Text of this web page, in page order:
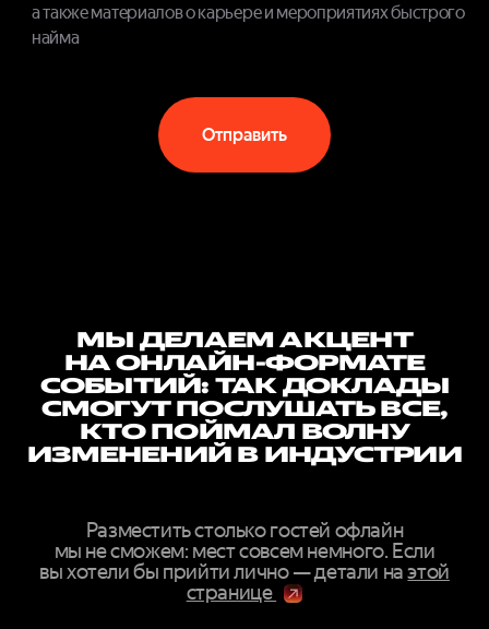
а также материалов о карьере и мероприятиях быстрого
найма
Отправить
МЫ ДЕЛАЕМ АКЦЕНТ
НА ОНЛАЙН-ФОРМАТЕ
СОБЫТИЙ: ТАК ДОКЛАДЫ
СМОГУТ ПОСЛУШАТЬ ВСЕ,
КТО ПОЙМАЛ ВОЛНУ
ИЗМЕНЕНИЙ В ИНДУСТРИИ
Разместить столько гостей офлайн
мы не сможем: мест совсем немного. Если
вы хотели бы прийти лично — детали наэтой
странице